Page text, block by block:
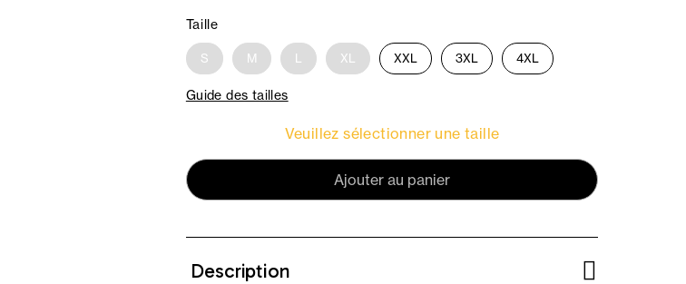
Taille
S M L XL XXL 3XL 4XL
Guide des tailles
Veuillez sélectionner une taille
Ajouter au panier
Description